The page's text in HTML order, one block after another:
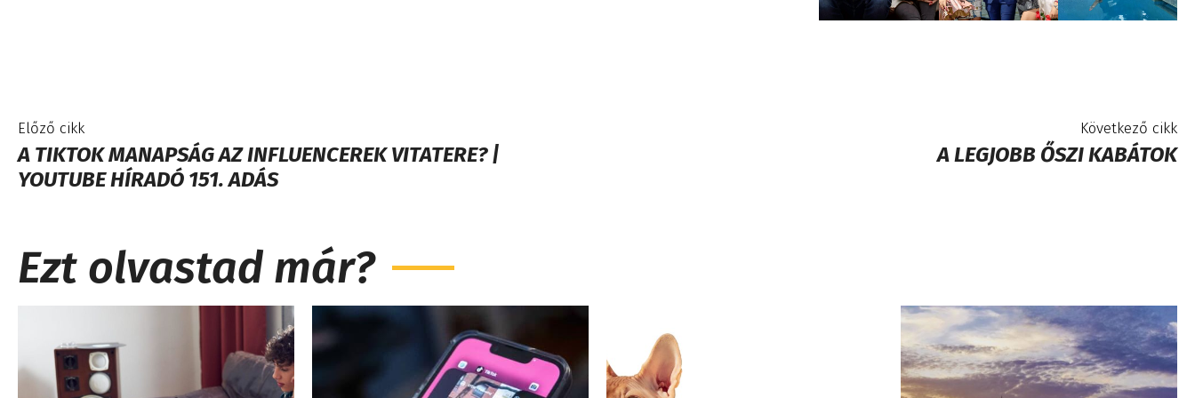
Előző cikk
A TIKTOK MANAPSÁG AZ INFLUENCEREK VITATERE? |
YOUTUBE HÍRADÓ 151. ADÁS
Következő cikk
A LEGJOBB ŐSZI KABÁTOK
Ezt olvastad már?